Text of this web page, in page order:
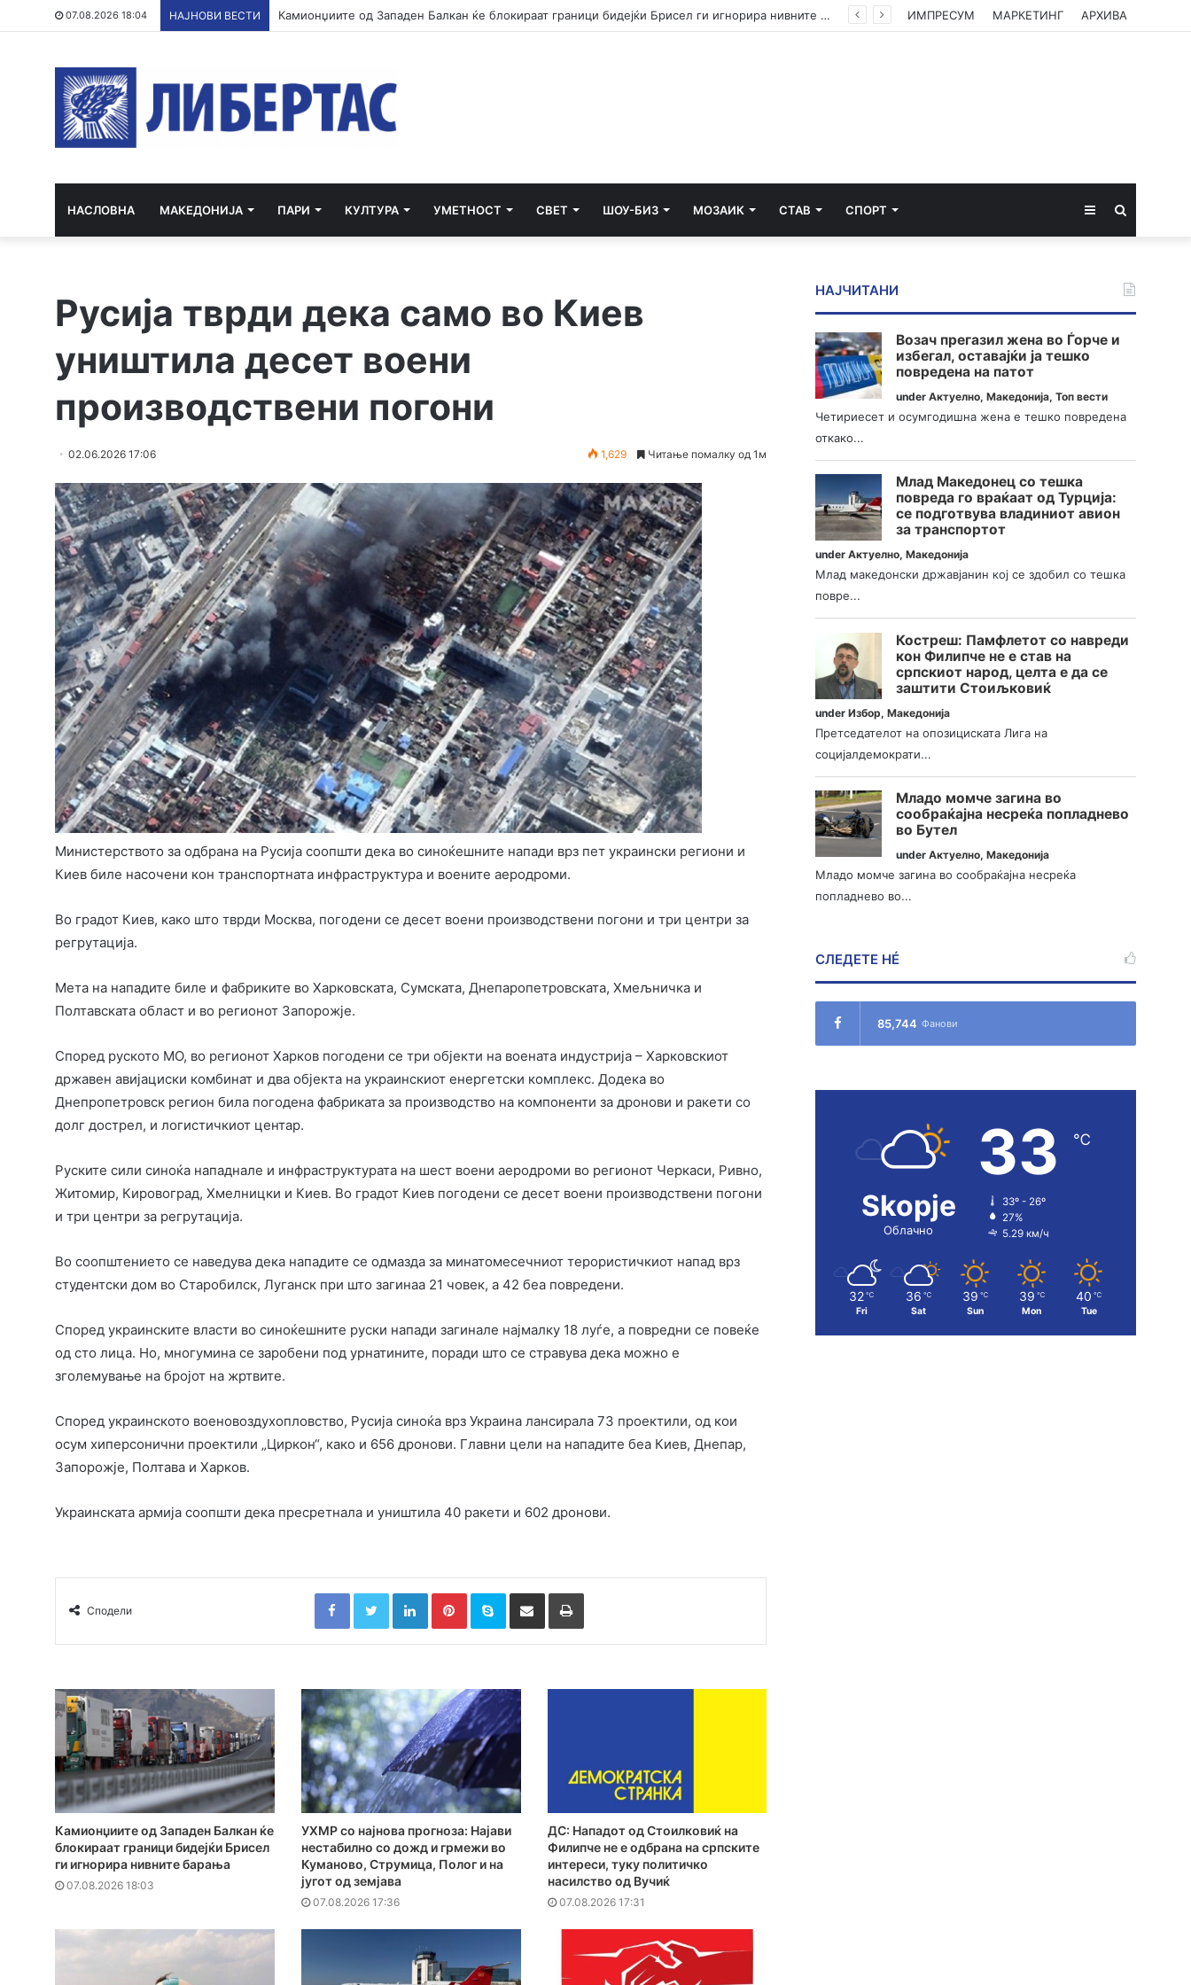
07.08.2026 18:04 НАЈНОВИ ВЕСТИ Камионџиите од Западен Балкан ќе блокираат граници бидејќи Брисел ги игнорира нивните барања ИМПРЕСУМ МАРКЕТИНГ АРХИВА
НАСЛОВНА МАКЕДОНИЈА ПАРИ КУЛТУРА УМЕТНОСТ СВЕТ ШОУ-БИЗ МОЗАИК СТАВ СПОРТ Sidebar
Русија тврди дека само во Киев
уништила десет воени
производствени погони
02.06.2026 17:06 1,629 Читање помалку од 1м
Министерството за одбрана на Русија соопшти дека во синоќешните напади врз пет украински региони и
Киев биле насочени кон транспортната инфраструктура и воените аеродроми.
Во градот Киев, како што тврди Москва, погодени се десет воени производствени погони и три центри за
регрутација.
Мета на нападите биле и фабриките во Харковската, Сумската, Днепаропетровската, Хмељничка и
Полтавската област и во регионот Запорожје.
Според руското МО, во регионот Харков погодени се три објекти на воената индустрија – Харковскиот
државен авијациски комбинат и два објекта на украинскиот енергетски комплекс. Додека во
Днепропетровск регион била погодена фабриката за производство на компоненти за дронови и ракети со
долг дострел, и логистичкиот центар.
Руските сили синоќа нападнале и инфраструктурата на шест воени аеродроми во регионот Черкаси, Ривно,
Житомир, Кировоград, Хмелницки и Киев. Во градот Киев погодени се десет воени производствени погони
и три центри за регрутација.
Во соопштението се наведува дека нападите се одмазда за минатомесечниот терористичкиот напад врз
студентски дом во Старобилск, Луганск при што загинаа 21 човек, а 42 беа повредени.
Според украинските власти во синоќешните руски напади загинале најмалку 18 луѓе, а повредни се повеќе
од сто лица. Но, многумина се заробени под урнатините, поради што се стравува дека можно е
зголемување на бројот на жртвите.
Според украинското военовоздухопловство, Русија синоќа врз Украина лансирала 73 проектили, од кои
осум хиперсонични проектили „Циркон“, како и 656 дронови. Главни цели на нападите беа Киев, Днепар,
Запорожје, Полтава и Харков.
Украинската армија соопшти дека пресретнала и уништила 40 ракети и 602 дронови.
Сподели
FacebookTwitterLinkedInPinterestSkype Сподели преку Е-маил Испринтај
Камионџиите од Западен Балкан ќе
блокираат граници бидејќи Брисел
ги игнорира нивните барања
07.08.2026 18:03
УХМР со најнова прогноза: Најави
нестабилно со дожд и грмежи во
Куманово, Струмица, Полог и на
југот од земјава
07.08.2026 17:36
ДС: Нападот од Стоилковиќ на
Филипче не е одбрана на српските
интереси, туку политичко
насилство од Вучиќ
07.08.2026 17:31
НАЈЧИТАНИ
Возач прегазил жена во Ѓорче и
избегал, оставајќи ја тешко
повредена на патот
underАктуелно,Македонија,Топ вести
Четириесет и осумгодишна жена е тешко повредена
откако...
Млад Македонец со тешка
повреда го враќаат од Турција:
се подготвува владиниот авион
за транспортот
underАктуелно,Македонија
Млад македонски државјанин кој се здобил со тешка
повре...
Костреш: Памфлетот со навреди
кон Филипче не е став на
српскиот народ, целта е да се
заштити Стоиљковиќ
underИзбор,Македонија
Претседателот на опозициската Лига на
социјалдемократи...
Младо момче загина во
сообраќајна несреќа попладнево
во Бутел
underАктуелно,Македонија
Младо момче загина во сообраќајна несреќа
попладнево во...
СЛЕДЕТЕ НÉ
85,744 Фанови
Skopje
Облачно
33 ℃
33º - 26º
27%
5.29 км/ч
32 ℃
Fri
36 ℃
Sat
39 ℃
Sun
39 ℃
Mon
40 ℃
Tue